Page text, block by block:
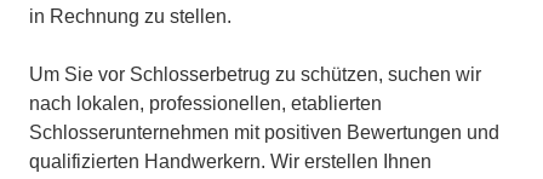
in Rechnung zu stellen.
Um Sie vor Schlosserbetrug zu schützen, suchen wir
nach lokalen, professionellen, etablierten
Schlosserunternehmen mit positiven Bewertungen und
qualifizierten Handwerkern. Wir erstellen Ihnen